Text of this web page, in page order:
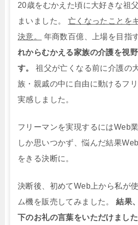
20歳をむかえた頃に大好きな祖
まいました。 亡くなったことを
決意。
年商数百億、上場を目指
れからむかえる家族の介護を視
す。
祖父が亡くなる前に介護の
族・親戚の中に自由に動けるフ
実感しました。
フリーマンを実現するにはWeb
しか思いつかず、悩んだ結果
をきる決断に。
決断後、初めてWeb上から私が
ム機を販売してみました。結果
下のお礼の言葉をいただけました